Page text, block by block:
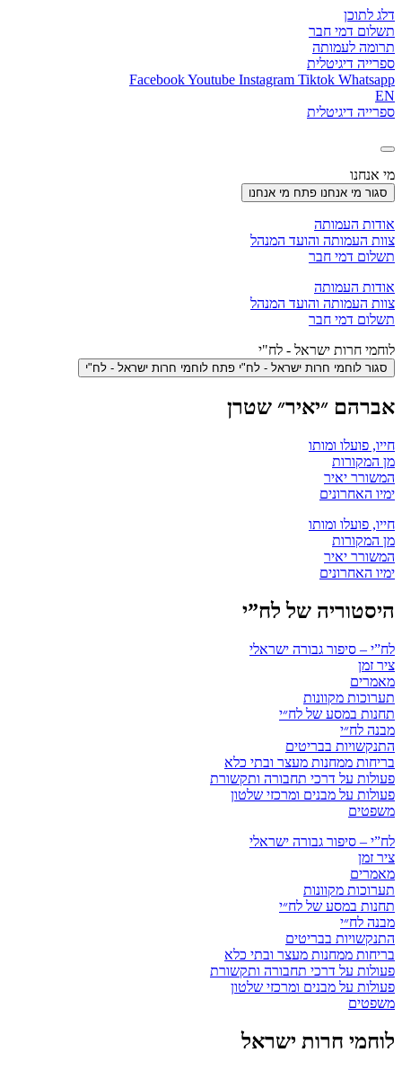
דלג לתוכן
תשלום דמי חבר
תרומה לעמותה
ספרייה דיגיטלית
FacebookYoutube Instagram Tiktok Whatsapp
EN
ספרייה דיגיטלית
מי אנחנו
סגור מי אנחנו פתח מי אנחנו
אודות העמותה
צוות העמותה והועד המנהל
תשלום דמי חבר
אודות העמותה
צוות העמותה והועד המנהל
תשלום דמי חבר
לוחמי חרות ישראל - לח"י
סגור לוחמי חרות ישראל - לח"י פתח לוחמי חרות ישראל - לח"י
אברהם ״יאיר״ שטרן
חייו, פועלו ומותו
מן המקורות
המשורר יאיר
ימיו האחרונים
חייו, פועלו ומותו
מן המקורות
המשורר יאיר
ימיו האחרונים
היסטוריה של לח”י
לח”י – סיפור גבורה ישראלי
ציר זמן
מאמרים
תערוכות מקוונות
תחנות במסע של לח״י
מבנה לח״י
התנקשויות בבריטים
בריחות ממחנות מעצר ובתי כלא
פעולות על דרכי תחבורה ותקשורת
פעולות על מבנים ומרכזי שלטון
משפטים
לח”י – סיפור גבורה ישראלי
ציר זמן
מאמרים
תערוכות מקוונות
תחנות במסע של לח״י
מבנה לח״י
התנקשויות בבריטים
בריחות ממחנות מעצר ובתי כלא
פעולות על דרכי תחבורה ותקשורת
פעולות על מבנים ומרכזי שלטון
משפטים
לוחמי חרות ישראל